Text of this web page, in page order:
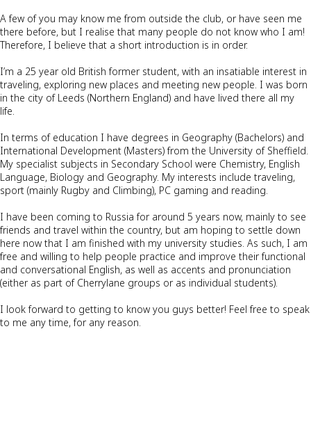
A few of you may know me from outside the club, or have seen me
there before, but I realise that many people do not know who I am!
Therefore, I believe that a short introduction is in order.
I’m a 25 year old British former student, with an insatiable interest in
traveling, exploring new places and meeting new people. I was born
in the city of Leeds (Northern England) and have lived there all my
life.
In terms of education I have degrees in Geography (Bachelors) and
International Development (Masters) from the University of Sheffield.
My specialist subjects in Secondary School were Chemistry, English
Language, Biology and Geography. My interests include traveling,
sport (mainly Rugby and Climbing), PC gaming and reading.
I have been coming to Russia for around 5 years now, mainly to see
friends and travel within the country, but am hoping to settle down
here now that I am finished with my university studies. As such, I am
free and willing to help people practice and improve their functional
and conversational English, as well as accents and pronunciation
(either as part of Cherrylane groups or as individual students).
I look forward to getting to know you guys better! Feel free to speak
to me any time, for any reason.